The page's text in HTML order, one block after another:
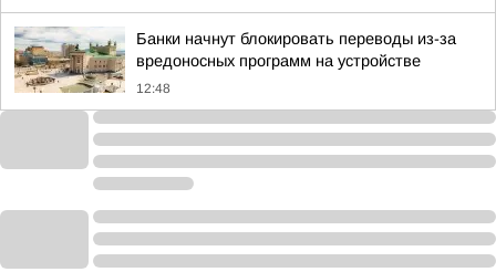
Банки начнут блокировать переводы из-за
вредоносных программ на устройстве
12:48